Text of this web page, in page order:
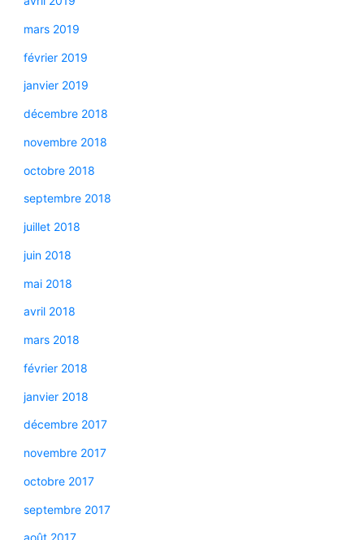
mars 2019
février 2019
janvier 2019
décembre 2018
novembre 2018
octobre 2018
septembre 2018
juillet 2018
juin 2018
mai 2018
avril 2018
mars 2018
février 2018
janvier 2018
décembre 2017
novembre 2017
octobre 2017
septembre 2017